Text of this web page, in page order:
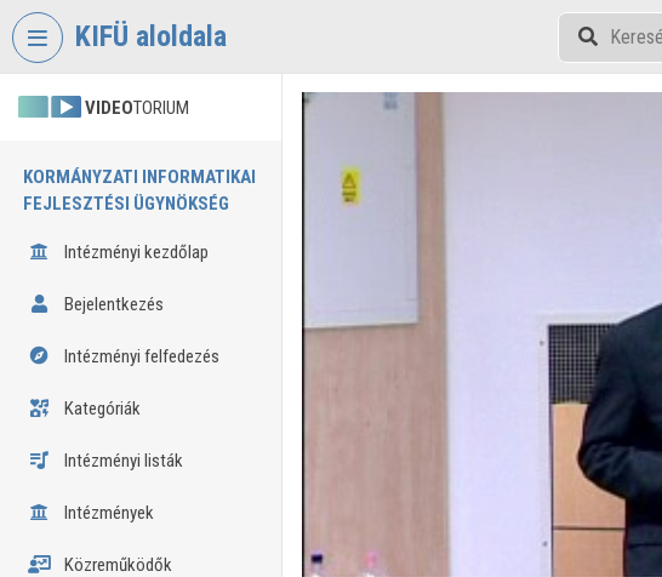
Fejléc kihagyása
KIFÜ aloldala
VIDEOTORIUM
KORMÁNYZATI INFORMATIKAI
FEJLESZTÉSI ÜGYNÖKSÉG
Intézményi kezdőlap
Bejelentkezés
Intézményi felfedezés
Kategóriák
Intézményi listák
Intézmények
Közreműködők